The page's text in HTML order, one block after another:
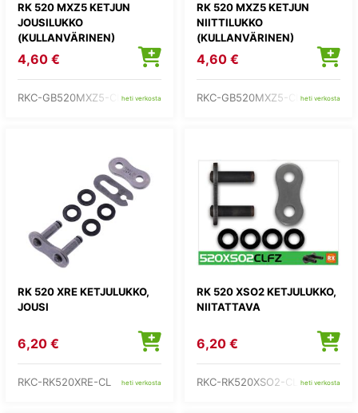
RK 520 MXZ5 KETJUN
JOUSILUKKO
(KULLANVÄRINEN)
4,60 €
RKC-GB520MXZ5-CLheti verkosta
RK 520 MXZ5 KETJUN
NIITTILUKKO
(KULLANVÄRINEN)
4,60 €
RKC-GB520MXZ5-CLFheti verkosta
RK 520 XRE KETJULUKKO,
JOUSI
6,20 €
RKC-RK520XRE-CL heti verkosta
RK 520 XSO2 KETJULUKKO,
NIITATTAVA
6,20 €
RKC-RK520XSO2-CLFheti verkosta